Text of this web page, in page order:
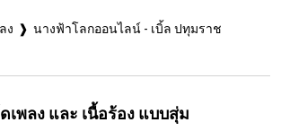
ง นางฟ้าโลกออนไลน์ - เบิ้ล ปทุมราช
เพลง และ เนื้อร้อง แบบสุ่ม